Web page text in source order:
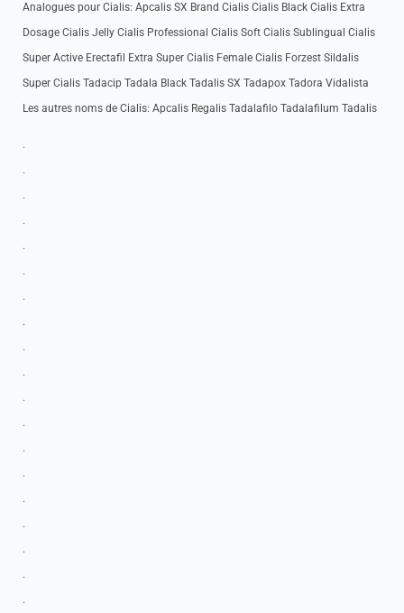
Analogues pour Cialis: Apcalis SX Brand Cialis Cialis Black Cialis Extra
Dosage Cialis Jelly Cialis Professional Cialis Soft Cialis Sublingual Cialis
Super Active Erectafil Extra Super Cialis Female Cialis Forzest Sildalis
Super Cialis Tadacip Tadala Black Tadalis SX Tadapox Tadora Vidalista
Les autres noms de Cialis: Apcalis Regalis Tadalafilo Tadalafilum Tadalis
.
.
.
.
.
.
.
.
.
.
.
.
.
.
.
.
.
.
.